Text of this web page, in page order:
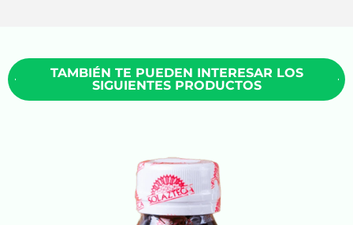
TAMBIÉN TE PUEDEN INTERESAR LOS
SIGUIENTES PRODUCTOS